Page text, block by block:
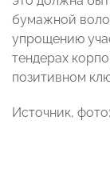
бумажной
упрощению
тендерах
позитивном
Источник, фото: